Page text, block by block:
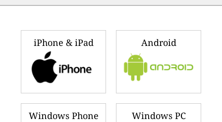
iPhone & iPad Android
Windows Phone Windows PC